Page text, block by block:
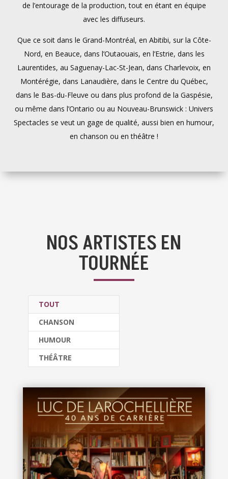
de l’entourage de la production, tout en étant en équipe
avec les diffuseurs.
Que ce soit dans le Grand-Montréal, en Abitibi, sur la Côte-
Nord, en Beauce, dans l’Outaouais, en l’Estrie, dans les
Laurentides, au Saguenay-Lac-St-Jean, dans Charlevoix, en
Montérégie, dans Lanaudière, dans le Centre du Québec,
dans le Bas-du-Fleuve ou dans plus profond de la Gaspésie,
ou même dans l’Ontario ou au Nouveau-Brunswick : Univers
Spectacles se veut un gage de qualité, aussi bien en humour,
en chanson ou en théâtre !
NOS ARTISTES EN
TOURNÉE
TOUT
CHANSON
HUMOUR
THÉÂTRE